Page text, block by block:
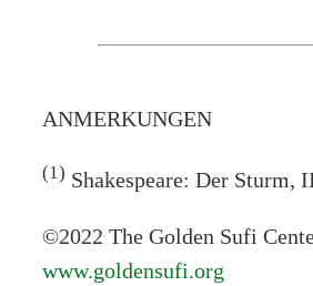
ANMERKUNGEN
(1) Shakespeare: Der Sturm,
©2022 The Golden Sufi
www.goldensufi.org